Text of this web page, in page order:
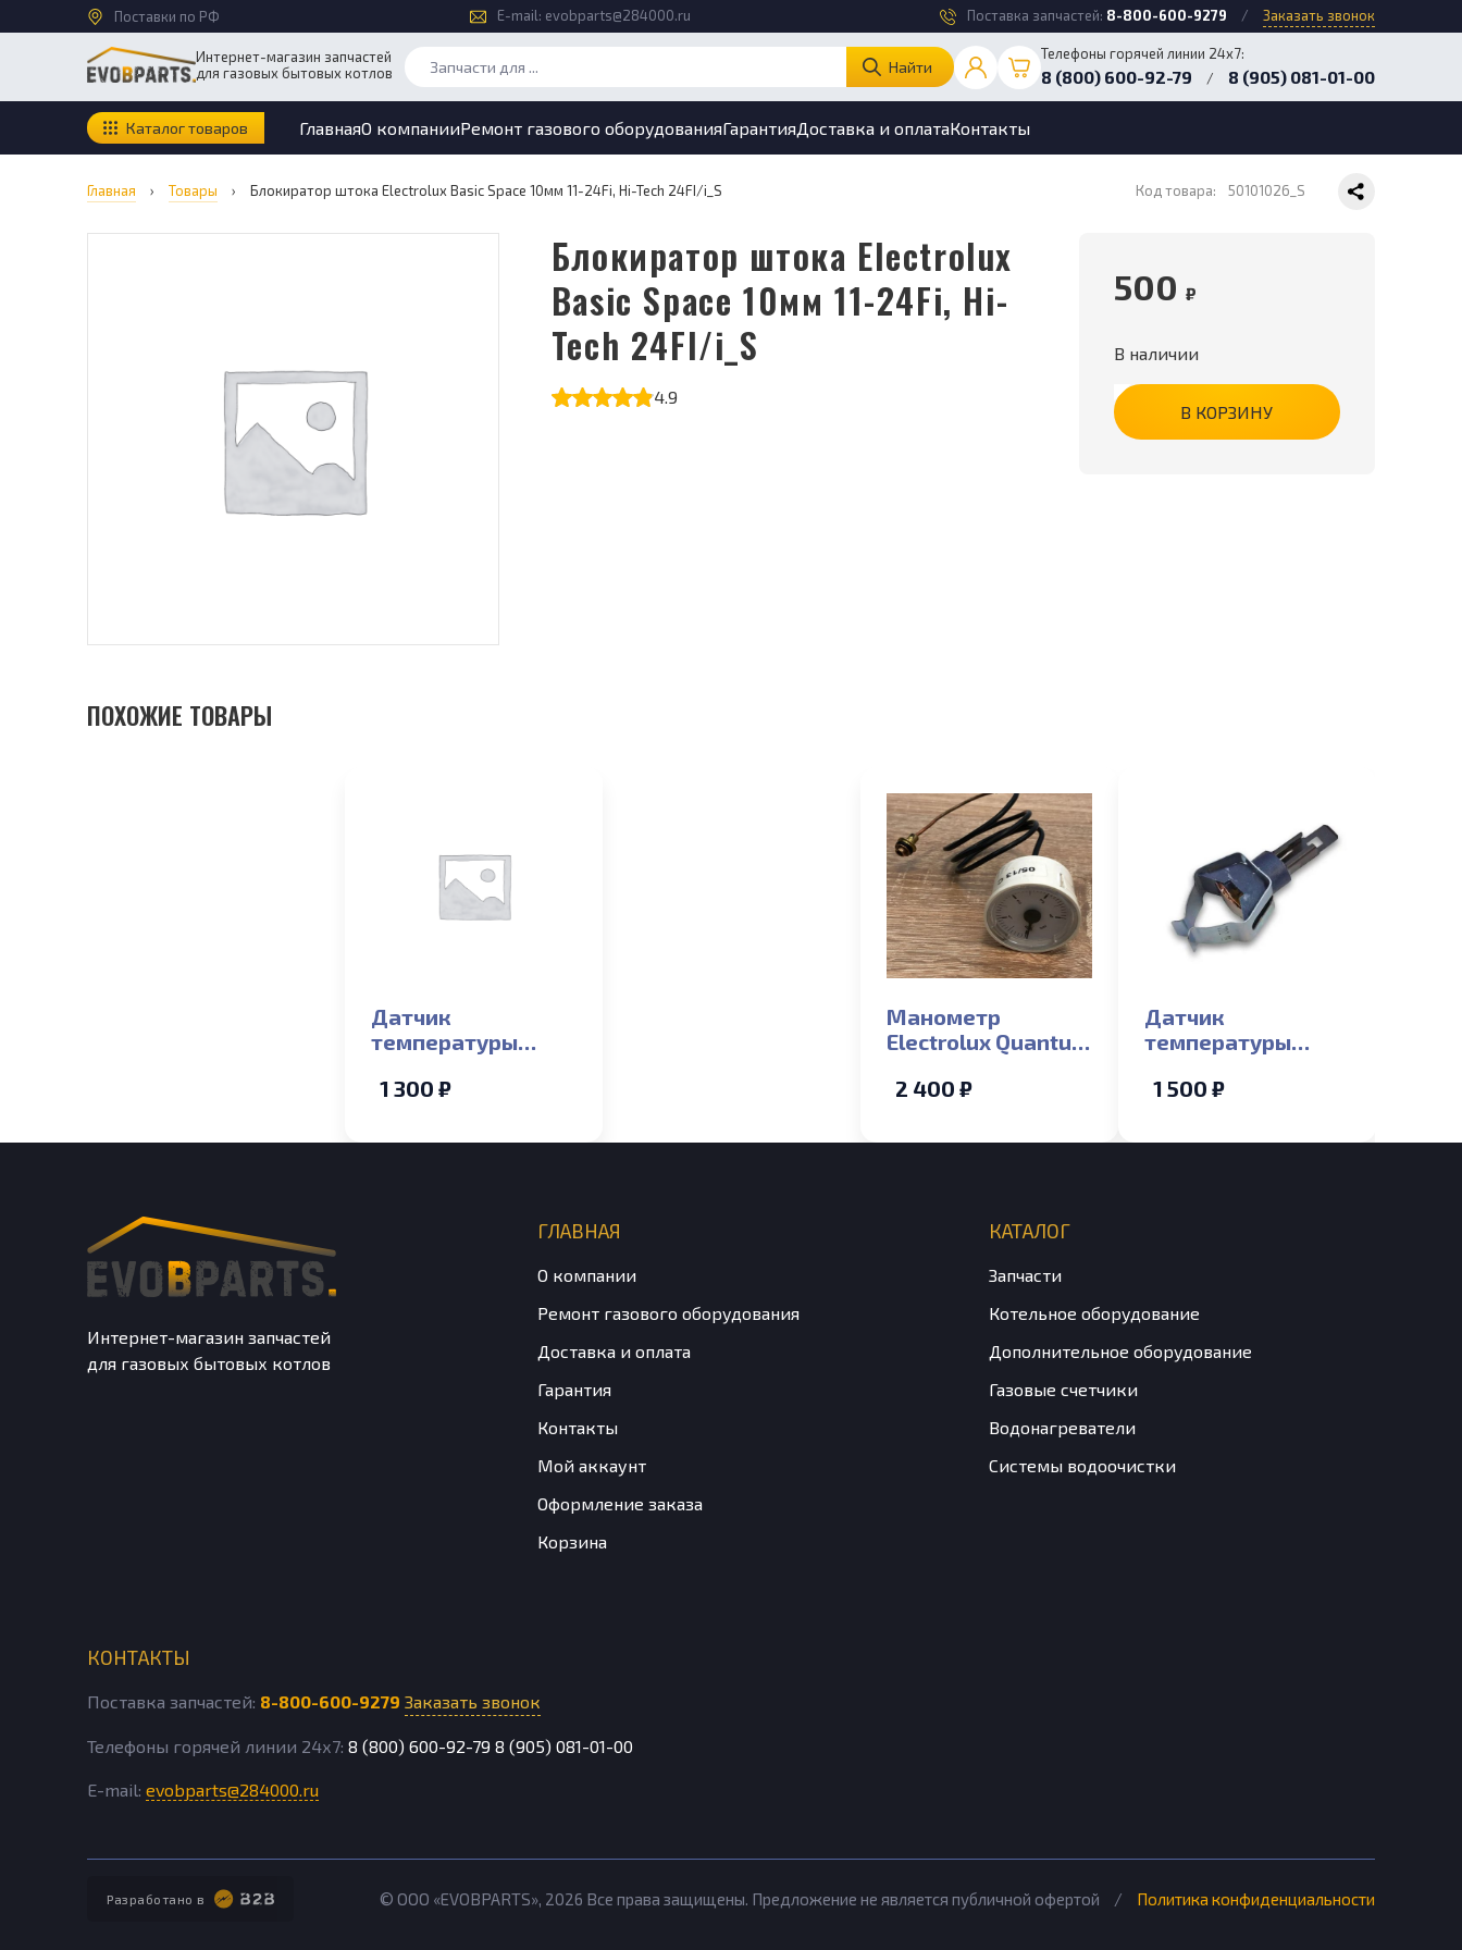
Поставки по РФ E-mail: evobparts@284000.ru Поставка запчастей: 8-800-600-9279 / Заказать звонок
Интернет-магазин запчастей
для газовых бытовых котлов
Найти
Телефоны горячей линии 24х7:
8 (800) 600-92-79 / 8 (905) 081-01-00
Каталог товаров ГлавнаяО компанииРемонт газового оборудованияГарантияДоставка и оплатаКонтакты
Главная › Товары › Блокиратор штока Electrolux Basic Space 10мм 11-24Fi, Hi-Tech 24FI/i_S Код товара: 50101026_S
Блокиратор штока Electrolux
Basic Space 10мм 11-24Fi, Hi-
Tech 24FI/i_S
4.9
500 ₽
В наличии
В КОРЗИНУ
ПОХОЖИЕ ТОВАРЫ
Датчик
температуры
Electrolux 24 Basic
Hi-Tech Fi/i (new)_S
1 300 ₽
Манометр
Electrolux Quantum
2 400 ₽
Датчик
температуры
ГВС Electrolux
Space
1 500 ₽
Интернет-магазин запчастей
для газовых бытовых котлов
ГЛАВНАЯ
О компании
Ремонт газового оборудования
Доставка и оплата
Гарантия
Контакты
Мой аккаунт
Оформление заказа
Корзина
КАТАЛОГ
Запчасти
Котельное оборудование
Дополнительное оборудование
Газовые счетчики
Водонагреватели
Системы водоочистки
КОНТАКТЫ
Поставка запчастей: 8-800-600-9279 Заказать звонок
Телефоны горячей линии 24х7: 8 (800) 600-92-79 8 (905) 081-01-00
E-mail: evobparts@284000.ru
Разработано в © ООО «EVOBPARTS», 2026 Все права защищены. Предложение не является публичной офертой / Политика конфиденциальности